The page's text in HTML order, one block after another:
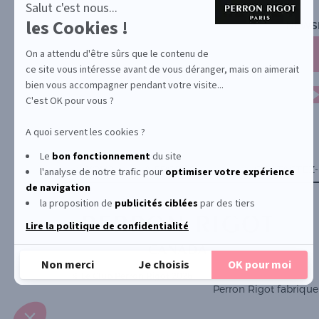
-
En
savoir
plus
sur
Axeptio
Salut c'est nous...
les Cookies !
On a attendu d'être sûrs que le contenu de
ce site vous intéresse avant de vous déranger, mais on aimerait
bien vous accompagner pendant votre visite...
C'est OK pour vous ?
A quoi servent les cookies ?
Le bon fonctionnementdu site
l'analyse de notre trafic pour optimiservotre expérience
de navigation
la proposition de publicités ciblées par des tiers
Lire la politique de confidentialité
Non merci Je choisis OK pour moi
Plateforme de Gestion du Consentement : Personnalisez vos Options
Notre plateforme vous permet d'adapter et de gérer vos paramètres de
YONA À PROPOS
Perron Rigot